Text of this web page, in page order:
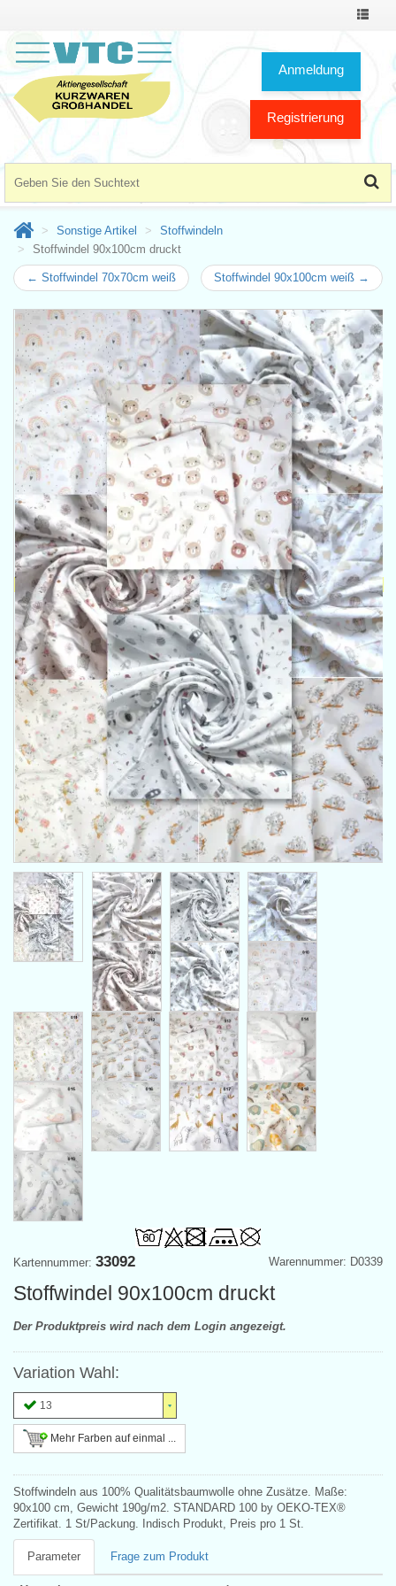
Toggle
Anmeldung
Registrierung
Sonstige Artikel
Stoffwindeln
Stoffwindel 90x100cm druckt
← Stoffwindel 70x70cm weiß Stoffwindel 90x100cm weiß →
Warennummer: D0339
Kartennummer: 33092
Stoffwindel 90x100cm druckt
Der Produktpreis wird nach dem Login angezeigt.
Variation Wahl:
13
Mehr Farben auf einmal ...
Stoffwindeln aus 100% Qualitätsbaumwolle ohne Zusätze. Maße:
90x100 cm, Gewicht 190g/m2. STANDARD 100 by OEKO-TEX®
Zertifikat. 1 St/Packung. Indisch Produkt, Preis pro 1 St.
Parameter Frage zum Produkt